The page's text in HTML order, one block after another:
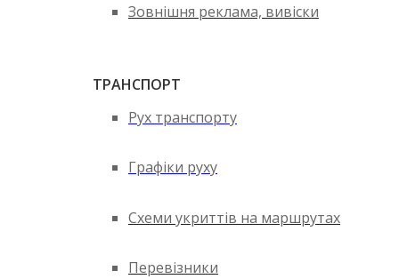
Зовнішня реклама, вивіски
ТРАНСПОРТ
Рух транспорту
Графіки руху
Схеми укриттів на маршрутах
Перевізники